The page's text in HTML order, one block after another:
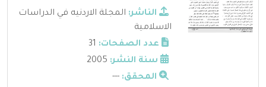
الناشر: المجلة الاردنيه في الدراسات
الاسلامية
عدد الصفحات:
سنة النشر:
المحقق: ---